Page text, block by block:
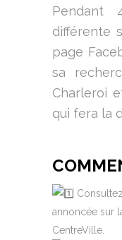
Pendant
différente
page
sa
Charleroi
qui fera la
annoncée sur
CentreVille.